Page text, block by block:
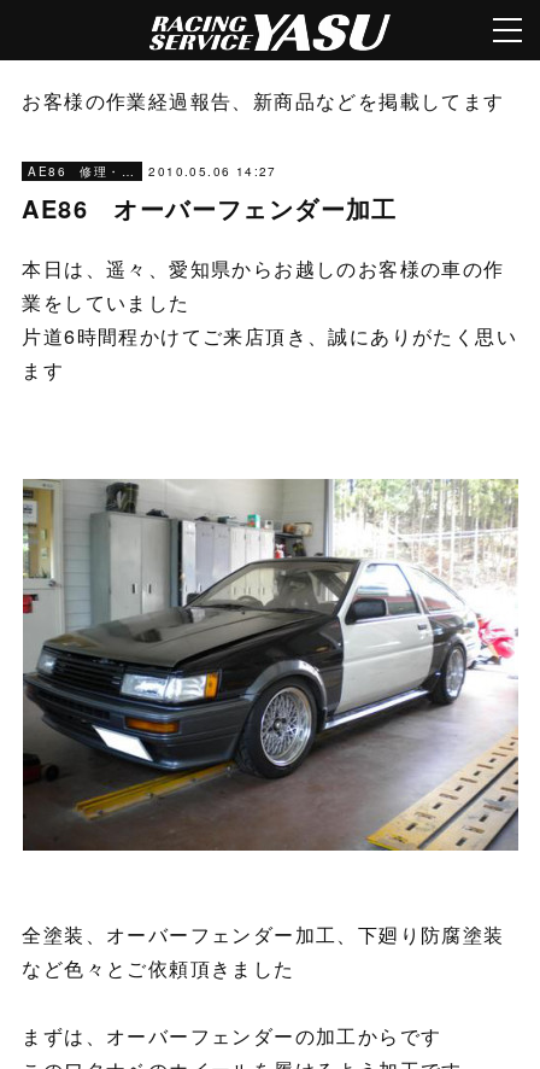
お客様の作業経過報告、新商品などを掲載してます
AE86 修理・メンテナンス 2010.05.06 14:27
AE86 オーバーフェンダー加工
本日は、遥々、愛知県からお越しのお客様の車の作
業をしていました
片道6時間程かけてご来店頂き、誠にありがたく思い
ます
全塗装、オーバーフェンダー加工、下廻り防腐塗装
など色々とご依頼頂きました
まずは、オーバーフェンダーの加工からです